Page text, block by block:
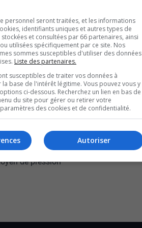
se
à
appuyer ces jeunes
et de la province.
sanitaires sur la santé
de pression
personnel seront traitées, et les informations
identifiants uniques et autres types de
et consultées par 66 partenaires, ainsi
utilisées spécifiquement par ce site. Nos
sommes susceptibles d'utiliser des données
Liste des partenaires.
susceptibles de traiter vos données à
base de l'intérêt légitime. Vous pouvez vous y
ci-dessous. Recherchez un lien en bas de
du site pour gérer ou retirer votre
des cookies et de confidentialité.
Autoriser